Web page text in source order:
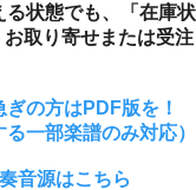
る状態でも、「在庫状
取り寄せまたは受注
の方はPDF版を！
一部楽譜のみ対応）
音源はこちら